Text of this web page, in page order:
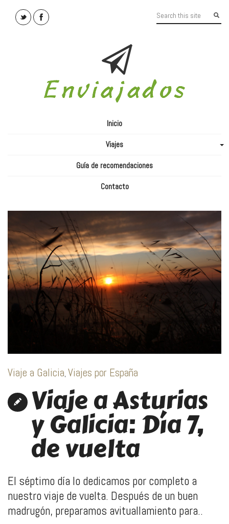
Inicio
Viajes
Guía de recomendaciones
Contacto
Viaje a Galicia, Viajes por España
Viaje a Asturias
y Galicia: Día 7,
de vuelta
El séptimo día lo dedicamos por completo a
nuestro viaje de vuelta. Después de un buen
madrugón, preparamos avituallamiento para..